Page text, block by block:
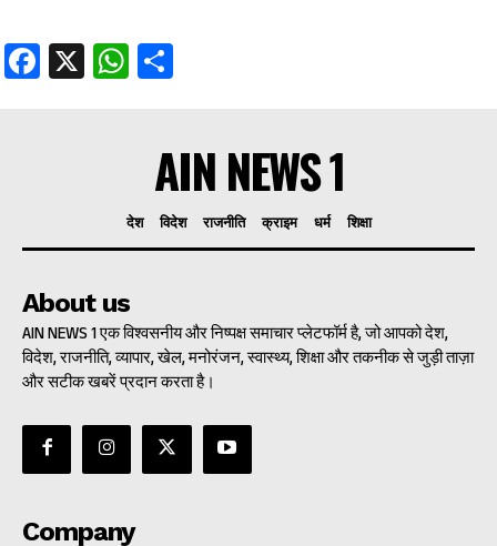
Facebook
X WhatsApp
AIN NEWS 1
देश विदेश राजनीति क्राइम धर्म शिक्षा
About us
AIN NEWS 1 एक विश्वसनीय और निष्पक्ष समाचार प्लेटफॉर्म है, जो आपको देश,
विदेश, राजनीति, व्यापार, खेल, मनोरंजन, स्वास्थ्य, शिक्षा और तकनीक से जुड़ी ताज़ा
और सटीक खबरें प्रदान करता है।
Company